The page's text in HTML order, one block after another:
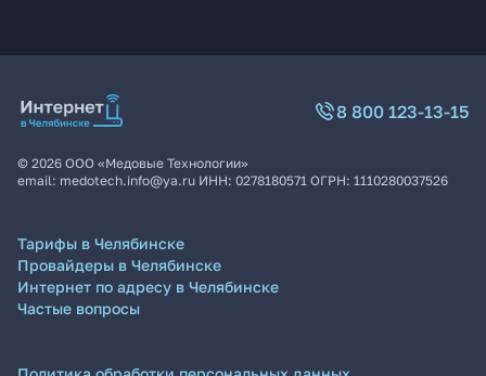
8 800 123-13-15
© 2026 ООО «Медовые Технологии»
email: medotech.info@ya.ru ИНН: 0278180571 ОГРН: 1110280037526
Тарифы в Челябинске
Провайдеры в Челябинске
Интернет по адресу в Челябинске
Частые вопросы